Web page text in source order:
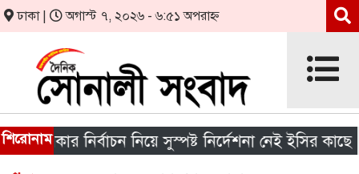
ঢাকা | অগাস্ট ৭, ২০২৬ - ৬:৫১ অপরাহ্ন
শিরোনামনির্বাচন নিয়ে সুস্পষ্ট নির্দেশনা নেই ইসির কাছে